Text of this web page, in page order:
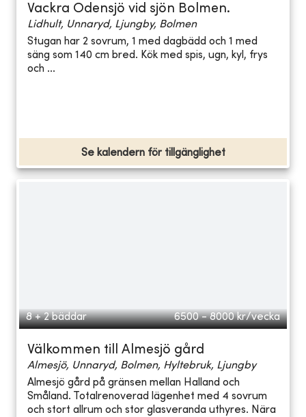
Vackra Odensjö vid sjön Bolmen.
Lidhult, Unnaryd, Ljungby, Bolmen
Stugan har 2 sovrum, 1 med dagbädd och 1 med
säng som 140 cm bred. Kök med spis, ugn, kyl, frys
och ...
Se kalendern för tillgänglighet
8 + 2 bäddar 6500 - 8000 kr/vecka
Välkommen till Almesjö gård
Almesjö, Unnaryd, Bolmen, Hyltebruk, Ljungby
Almesjö gård på gränsen mellan Halland och
Småland. Totalrenoverad lägenhet med 4 sovrum
och stort allrum och stor glasveranda uthyres. Nära